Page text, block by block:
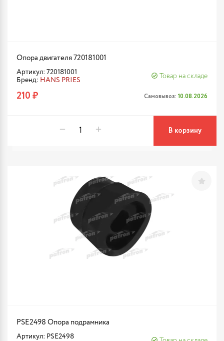
Опора двигателя 720181001
Артикул: 720181001
Бренд: HANS PRIES
Товар на складе
210 ₽ Самовывоз: 10.08.2026
В корзину
PSE2498 Опора подрамника
Артикул: PSE2498